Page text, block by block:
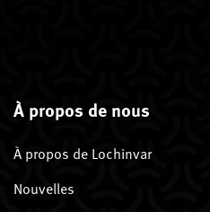
À propos de nous
À propos de Lochinvar
Nouvelles